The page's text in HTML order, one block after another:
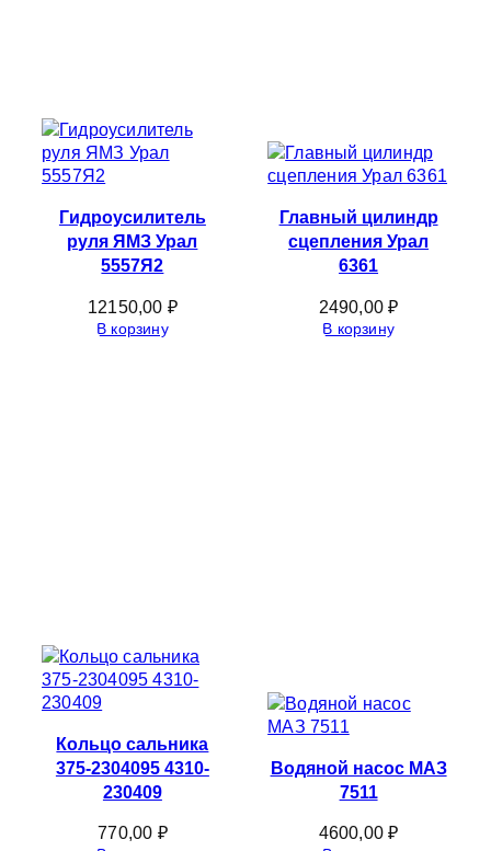
Гидроусилитель
руля ЯМЗ Урал
5557Я2
12150,00 ₽
В корзину
Главный цилиндр
сцепления Урал
6361
2490,00₽
В корзину
Кольцо сальника
375-2304095 4310-
230409
770,00 ₽
Водяной насос МАЗ
7511
4600,00₽